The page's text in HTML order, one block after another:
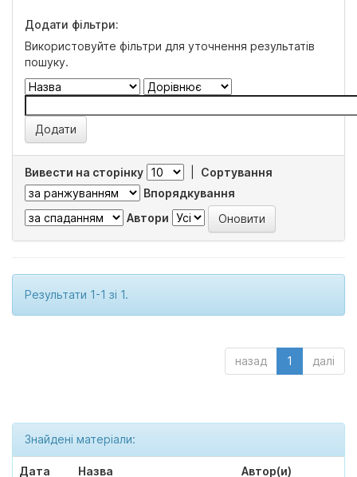
Додати фільтри:
Використовуйте фільтри для уточнення результатів
пошуку.
Вивести на сторінку
Сортування
Впорядкування
Автори
Результати 1-1 зі 1.
назад 1 далі
Знайдені матеріали:
Дата
Назва Автор(и)